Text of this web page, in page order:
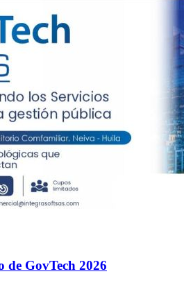
de GovTech 2026